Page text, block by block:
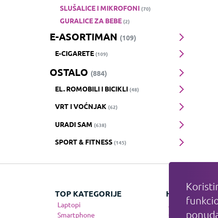
SLUŠALICE I MIKROFONI(70)
GURALICE ZA BEBE(2)
E-ASORTIMAN (109)
E-CIGARETE (109)
OSTALO (884)
EL. ROMOBILI I BICIKLI (48)
VRT I VOĆNJAK (62)
URADI SAM (638)
SPORT & FITNESS (145)
TOP KATEGORIJE
Laptopi
Smartphone
HIT
Apple
Gaming